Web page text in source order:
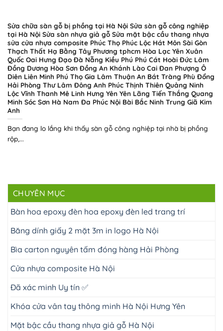
Sửa chữa sàn gỗ bị phồng tại Hà Nội Sửa sàn gỗ công nghiệp
tại Hà Nội Sửa sàn nhựa giả gỗ Sửa mặt bậc cầu thang nhựa
sửa cửa nhựa composite Phúc Thọ Phúc Lộc Hát Môn Sài Gòn
Thạch Thất Hạ Bằng Tây Phương tphcm Hòa Lạc Yên Xuân
Quốc Oai Hưng Đạo Đà Nẵng Kiều Phú Phú Cát Hoài Đức Lâm
Đồng Dương Hòa Sơn Đồng An Khánh Lào Cai Đan Phượng Ô
Diên Liên Minh Phú Thọ Gia Lâm Thuận An Bát Tràng Phù Đổng
Hải Phòng Thư Lâm Đông Anh Phúc Thịnh Thiên Quảng Ninh
Lộc Vĩnh Thanh Mê Linh Hưng Yên Yên Lãng Tiến Thắng Quang
Minh Sóc Sơn Hà Nam Đa Phúc Nội Bài Bắc Ninh Trung Giã Kim
Anh
Bạn đang lo lắng khi thấy sàn gỗ công nghiệp tại nhà bị phồng
rộp,...
CHUYÊN MỤC
Bàn hoa epoxy đèn hoa epoxy đèn led trang trí
Băng dính giấy 2 mặt 3m in logo Hà Nội
Bìa carton nguyên tấm đóng hàng Hải Phòng
Cửa nhựa composite Hà Nội
Đã xác minh Uy tín ✅
Khóa cửa vân tay thông minh Hà Nội Hưng Yên
Mặt bậc cầu thang nhựa giả gỗ Hà Nội